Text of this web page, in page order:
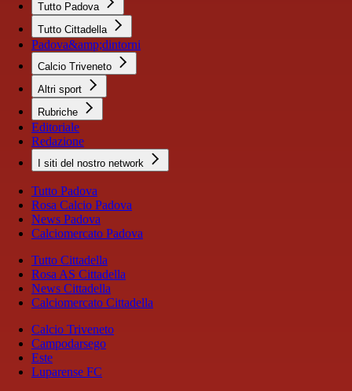
Tutto Padova
Tutto Cittadella
Padova&amp;dintorni
Calcio Triveneto
Altri sport
Rubriche
Editoriale
Redazione
I siti del nostro network
Tutto Padova
Rosa Calcio Padova
News Padova
Calciomercato Padova
Tutto Cittadella
Rosa AS Cittadella
News Cittadella
Calciomercato Cittadella
Calcio Triveneto
Campodarsego
Este
Luparense FC